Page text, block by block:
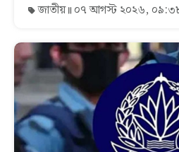
জাতীয় ০৭ আগস্ট ২০২৬,